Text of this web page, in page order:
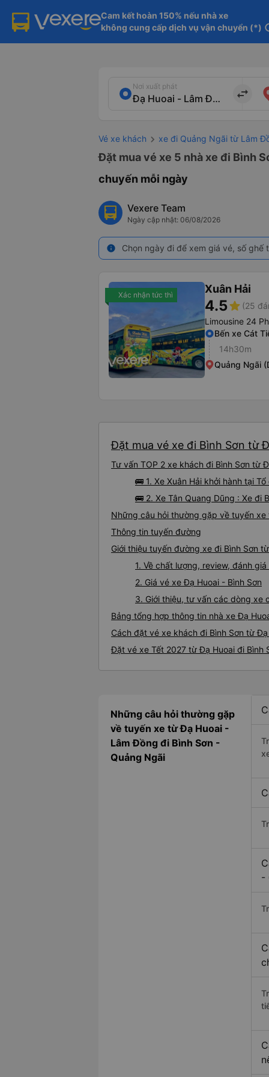
Cam kết hoàn 150% nếu nhà xe
không cung cấp dịch vụ vận chuyển (*)
Nơi xuất phát
import_export
Vé xe khách xe đi Quảng Ngãi từ Lâm
Đặt mua vé xe 5 nhà xe đi Bình
chuyến mỗi ngày
Vexere Team
Ngày cập nhật: 06/08/2026
info Chọn ngày đi để xem giá vé, số
Xác nhận tức thì Xuân Hải
4.5star (25
Limousine 24
Bến xe Cát
14h30m
Quảng Ngãi
Đặt mua vé xe đi Bình Sơn từ
Tư vấn TOP 2 xe khách đi Bình Sơn từ
🚌 1. Xe Xuân Hải khởi hành tại
🚌 2. Xe Tân Quang Dũng : Xe đi
Những câu hỏi thường gặp về tuyến xe
Thông tin tuyến đường
Giới thiệu tuyến đường xe đi Bình Sơn
1. Về chất lượng, review, đánh
2. Giá vé xe Đạ Huoai - Bình Sơn
3. Giới thiệu, tư vấn các dòng xe
Bảng tổng hợp thông tin nhà xe Đạ
Cách đặt vé xe khách đi Bình Sơn từ
Đặt vé xe Tết 2027 từ Đạ Huoai đi Bình
Những câu hỏi thường gặp
về tuyến xe từ Đạ Huoai -
Lâm Đồng đi Bình Sơn -
Quảng Ngãi
-